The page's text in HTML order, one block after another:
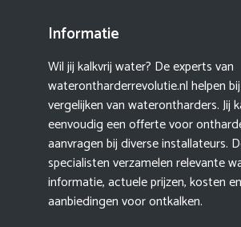
Informatie
Wil jij kalkvrij water? De experts van
waterontharderrevolutie.nl helpen
vergelijken van waterontharders. Jij
eenvoudig een offerte voor
aanvragen bij diverse installateurs.
specialisten verzamelen relevante
informatie, actuele prijzen, kosten
aanbiedingen voor ontkalken.